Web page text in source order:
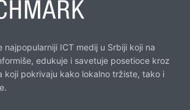
najpopularniji ICT medij u Srbiji koji na
edukuje i savetuje posetioce kroz
koji pokrivaju kako lokalno tržiste, tako i